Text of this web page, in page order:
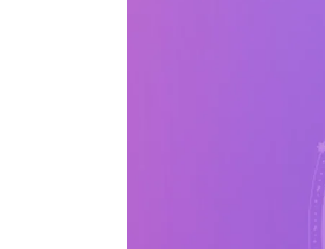
ดาวน์โหลดสนุกแอปฟรี